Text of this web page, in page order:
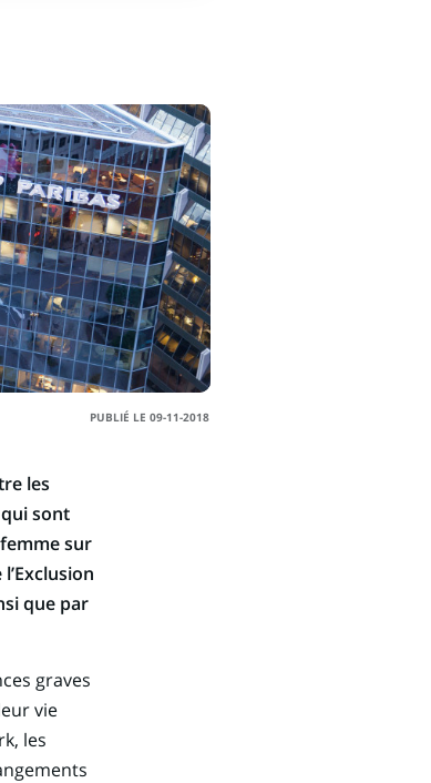
PUBLIÉ LE 09-11-2018
les
sont
sur
que par
graves
vie
les